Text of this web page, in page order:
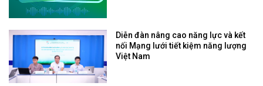
Diễn đàn nâng cao năng lực và kết
nối Mạng lưới tiết kiệm năng lượng
Việt Nam